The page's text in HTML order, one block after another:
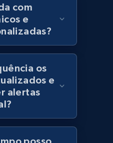
Description, and
Comece agora
Final price,
price, and more.
com
e
os
e
alertas